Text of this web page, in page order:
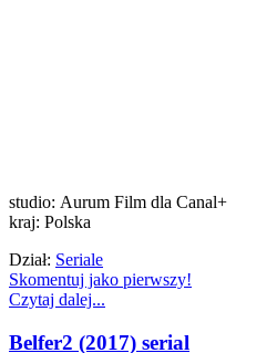
studio: Aurum Film dla Canal+
kraj: Polska
Dział: Seriale
Skomentuj jako pierwszy!
Czytaj dalej...
Belfer2 (2017) serial